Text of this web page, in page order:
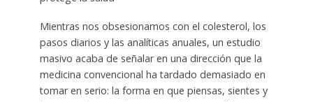
Mientras nos obsesionamos con el colesterol, los
pasos diarios y las analíticas anuales, un estudio
masivo acaba de señalar en una dirección que la
medicina convencional ha tardado demasiado en
tomar en serio: la forma en que piensas, sientes y